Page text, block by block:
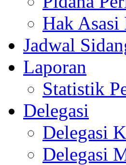
Hak Asasi
Jadwal
Laporan
Statistik
Delegasi
Delegasi
Delegasi